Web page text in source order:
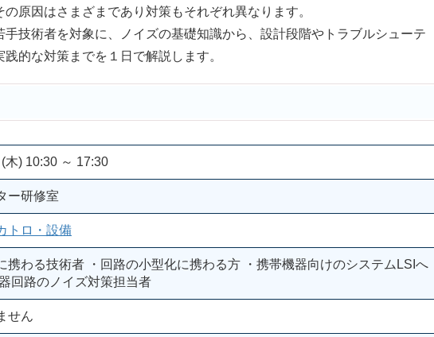
原因はさまざまであり対策もそれぞれ異なります。
技術者を対象に、ノイズの基礎知識から、設計段階やトラブルシューテ
的な対策までを１日で解説します。
木) 10:30 ～ 17:30
ー研修室
トロ・設備
携わる技術者 ・回路の小型化に携わる方 ・携帯機器向けのシステムLSIへ
回路のノイズ対策担当者
せん